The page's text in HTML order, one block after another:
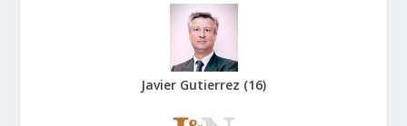
Javier Gutierrez (16)